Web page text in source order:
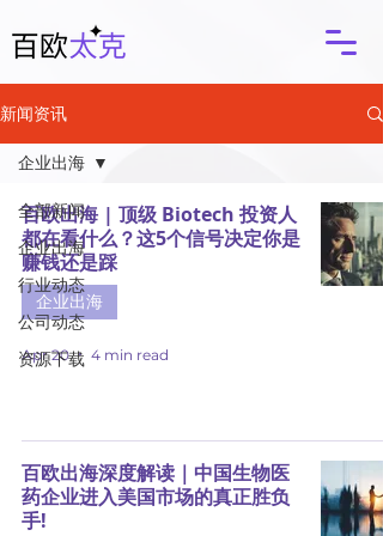
新闻资讯
全部新闻
企业出海
行业动态
公司动态
资源下载
企业出海
百欧出海 | 顶级 Biotech 投资人
都在看什么？这5个信号决定你是
赚钱还是踩
企业出海
Apr 20 4 min read
百欧出海深度解读｜中国生物医
药企业进入美国市场的真正胜负
手!